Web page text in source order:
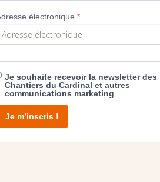
électronique*
Je souhaite recevoir la newsletter des
Chantiers du Cardinal et autres
communications marketing
Je m’inscris !